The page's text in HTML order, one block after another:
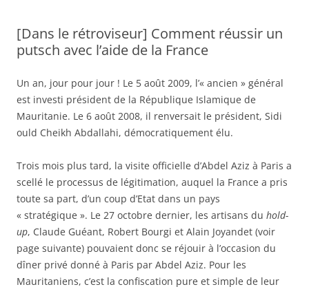
[Dans le rétroviseur] Comment réussir un
putsch avec l’aide de la France
Un an, jour pour jour ! Le 5 août 2009, l’« ancien » général
est investi président de la République Islamique de
Mauritanie. Le 6 août 2008, il renversait le président, Sidi
ould Cheikh Abdallahi, démocratiquement élu.
Trois mois plus tard, la visite officielle d’Abdel Aziz à Paris a
scellé le processus de légitimation, auquel la France a pris
toute sa part, d’un coup d’Etat dans un pays
« stratégique ». Le 27 octobre dernier, les artisans du hold-
up, Claude Guéant, Robert Bourgi et Alain Joyandet (voir
page suivante) pouvaient donc se réjouir à l’occasion du
dîner privé donné à Paris par Abdel Aziz. Pour les
Mauritaniens, c’est la confiscation pure et simple de leur